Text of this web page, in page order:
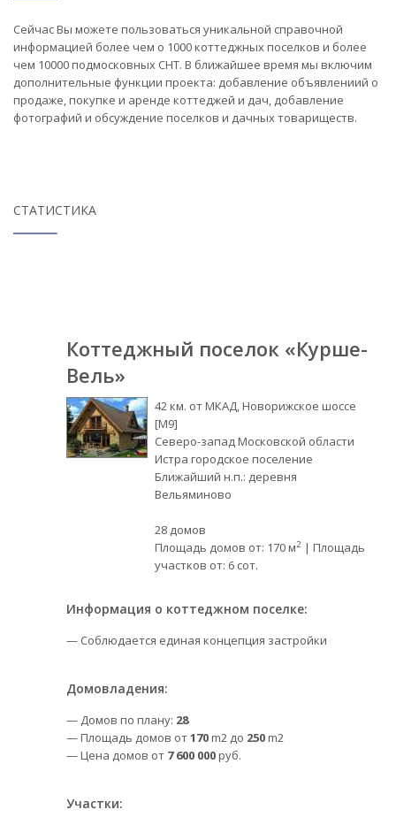
Сейчас Вы можете пользоваться уникальной справочной
информацией более чем о 1000 коттеджных поселков и более
чем 10000 подмосковных СНТ. В ближайшее время мы включим
дополнительные функции проекта: добавление объявлениий о
продаже, покупке и аренде коттеджей и дач, добавление
фотографий и обсуждение поселков и дачных товариществ.
СТАТИСТИКА
Коттеджный поселок «Курше-
Вель»
42 км. от МКАД, Новорижское шоссе
[М9]
Северо-запад Московской области
Истра городское поселение
Ближайший н.п.: деревня
Вельяминово
28 домов
Площадь домов от: 170 м2 | Площадь
участков от: 6 сот.
Информация о коттеджном поселке:
— Соблюдается единая концепция застройки
Домовладения:
— Домов по плану: 28
— Площадь домов от170m2 до 250m2
— Цена домов от 7 600 000руб.
Участки: